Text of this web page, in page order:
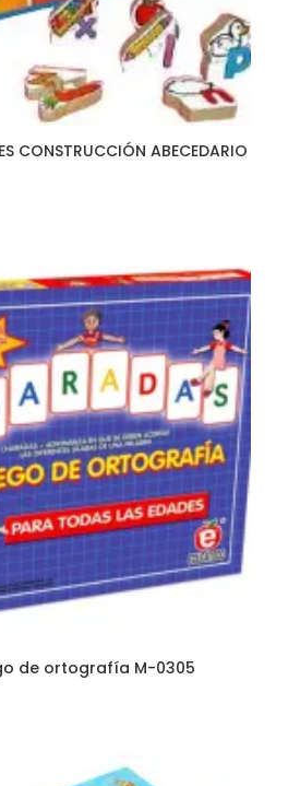
CONSTRUCCIÓN ABECEDARIO
de ortografía M-0305